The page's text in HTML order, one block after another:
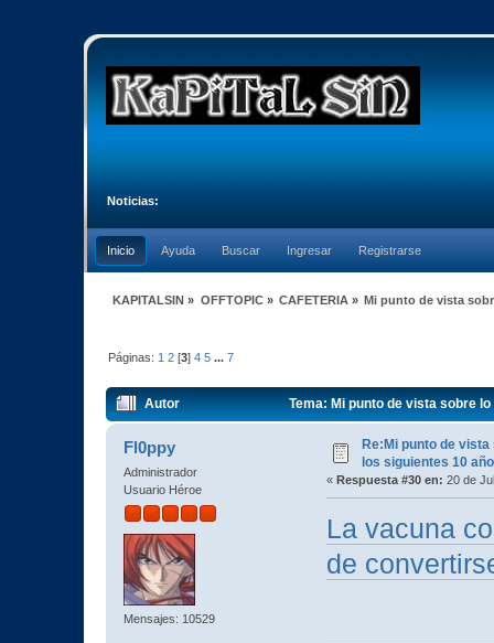
Noticias:
Inicio Ayuda Buscar Ingresar Registrarse
KAPITALSIN » OFFTOPIC» CAFETERIA» Mi punto de vista
Páginas: 1 2 [3]4 5 ...7
Autor Tema: Mi punto de vista sobre
Fl0ppy
Administrador
Usuario Héroe
Mensajes: 10529
Re:Mi punto de
los siguientes 10
« Respuesta #30 en: 20 de
La vacuna
de